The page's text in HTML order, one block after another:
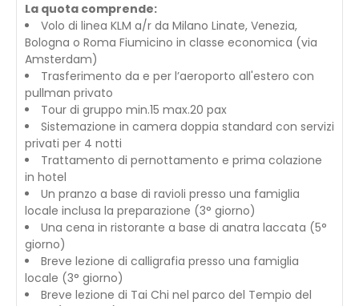
La quota comprende:
Volo di linea KLM a/r da Milano Linate, Venezia,
Bologna o Roma Fiumicino in classe economica (via
Amsterdam)
Trasferimento da e per l’aeroporto all'estero con
pullman privato
Tour di gruppo min.15 max.20 pax
Sistemazione in camera doppia standard con servizi
privati per 4 notti
Trattamento di pernottamento e prima colazione
in hotel
Un pranzo a base di ravioli presso una famiglia
locale inclusa la preparazione (3° giorno)
Una cena in ristorante a base di anatra laccata (5°
giorno)
Breve lezione di calligrafia presso una famiglia
locale (3° giorno)
Breve lezione di Tai Chi nel parco del Tempio del